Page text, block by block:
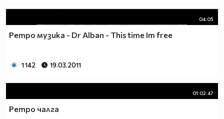
04:05
Ретро музика - Dr Alban - This time Im free
1 142 19.03.2011
01:02:47
Ретро чалга